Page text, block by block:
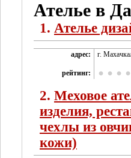
Ателье в
1. Ателье
адрес: г.
рейтинг:
2. Меховое
изделия,
чехлы из
кожи)